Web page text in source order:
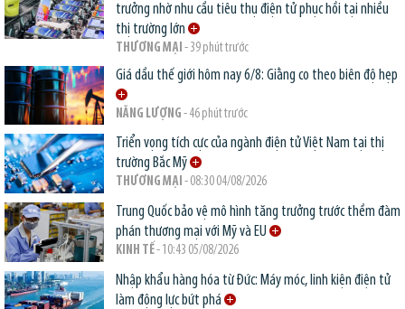
trưởng nhờ nhu cầu tiêu thụ điện tử phục hồi tại nhiều
thị trường lớn
THƯƠNG MẠI - 39 phút trước
Giá dầu thế giới hôm nay 6/8: Giằng co theo biên độ hẹp
NĂNG LƯỢNG - 46 phút trước
Triển vọng tích cực của ngành điện tử Việt Nam tại thị
trường Bắc Mỹ
THƯƠNG MẠI - 08:30 04/08/2026
Trung Quốc bảo vệ mô hình tăng trưởng trước thềm đàm
phán thương mại với Mỹ và EU
KINH TẾ- 10:43 05/08/2026
Nhập khẩu hàng hóa từ Đức: Máy móc, linh kiện điện tử
làm động lực bứt phá